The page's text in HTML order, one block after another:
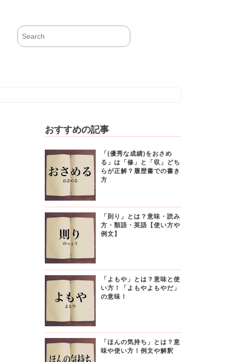
おすすめの記事
「(優秀な成績)をおさめ
る」は「修」と「収」どち
らが正解？履歴書での書き
方
「則り」とは？意味・読み
方・類語・英語【使い方や
例文】
「よもや」とは？意味と使
い方！「よもやよもやだ」
の意味！
「ほんの気持ち」とは？意
味や使い方！例文や解釈